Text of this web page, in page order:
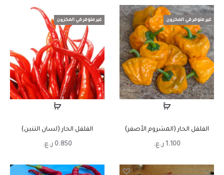
غير متوفر في المخزون
الفلفل الحار (المشروم الأصفر)
1.100 ر.ع.
غير متوفر في المخزون
الفلفل الحار (لسان التنين)
0.850 ر.ع.